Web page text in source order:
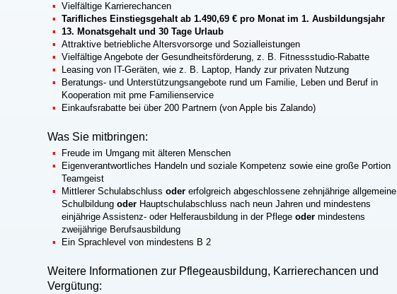
Vielfältige Karrierechancen
Tarifliches Einstiegsgehalt ab 1.490,69 € pro Monat im 1. Ausbildungsjahr
13. Monatsgehalt und 30 Tage Urlaub
Attraktive betriebliche Altersvorsorge und Sozialleistungen
Vielfältige Angebote der Gesundheitsförderung, z. B. Fitnessstudio-Rabatte
Leasing von IT-Geräten, wie z. B. Laptop, Handy zur privaten Nutzung
Beratungs- und Unterstützungsangebote rund um Familie, Leben und Beruf in
Kooperation mit pme Familienservice
Einkaufsrabatte bei über 200 Partnern (von Apple bis Zalando)
Was Sie mitbringen:
Freude im Umgang mit älteren Menschen
Eigenverantwortliches Handeln und soziale Kompetenz sowie eine große Portion
Teamgeist
Mittlerer Schulabschluss oder erfolgreich abgeschlossene zehnjährige allgemeine
Schulbildung oder Hauptschulabschluss nach neun Jahren und mindestens
einjährige Assistenz- oder Helferausbildung in der Pflege odermindestens
zweijährige Berufsausbildung
Ein Sprachlevel von mindestens B 2
Weitere Informationen zur Pflegeausbildung, Karrierechancen und
Vergütung: